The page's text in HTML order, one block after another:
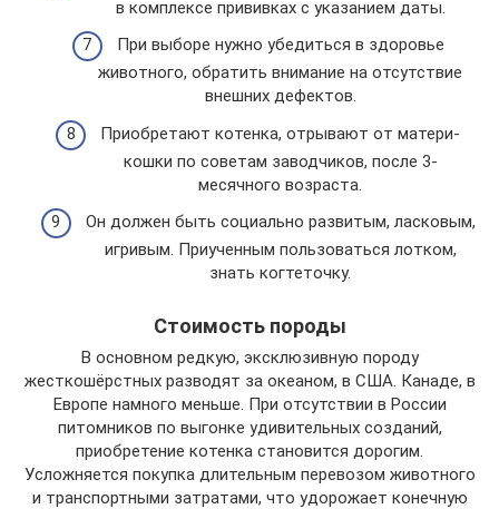
в комплексе прививках с указанием даты.
При выборе нужно убедиться в здоровье
животного, обратить внимание на отсутствие
внешних дефектов.
Приобретают котенка, отрывают от матери-
кошки по советам заводчиков, после 3-
месячного возраста.
Он должен быть социально развитым, ласковым,
игривым. Приученным пользоваться лотком,
знать когтеточку.
Стоимость породы
В основном редкую, эксклюзивную породу
жесткошёрстных разводят за океаном, в США. Канаде, в
Европе намного меньше. При отсутствии в России
питомников по выгонке удивительных созданий,
приобретение котенка становится дорогим.
Усложняется покупка длительным перевозом животного
и транспортными затратами, что удорожает конечную